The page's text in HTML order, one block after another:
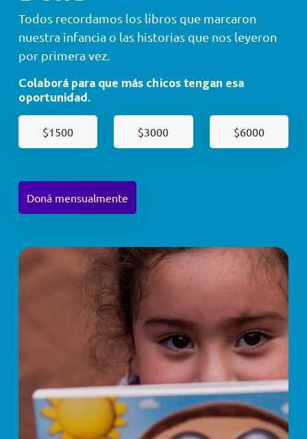
Todos recordamos los libros que marcaron
nuestra infancia o las historias que nos leyeron
por primera vez.
Colaborá para que más chicos tengan esa
oportunidad.
$1500 $3000 $6000
Doná mensualmente